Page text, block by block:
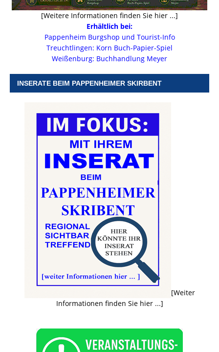
[Weitere Informationen finden Sie hier ...]
Erhältlich bei:
Pappenheim Burgshop und Tourist-Info
Treuchtlingen: Korn Buch-Papier-Spiel
Weißenburg: Buchhandlung Meyer
INSERATE BEIM PAPPENHEIMER SKIRBENT
[Weiter
Informationen finden Sie hier ...]